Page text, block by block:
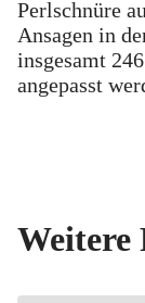
Perlschnüre
Ansagen in
insgesamt
angepasst
Weitere